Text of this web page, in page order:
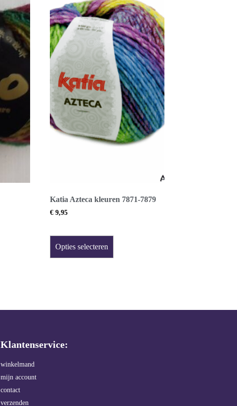
Katia Azteca kleuren 7871-7879
€9,95
Opties selecteren
Klantenservice:
winkelmand
mijn account
contact
verzenden